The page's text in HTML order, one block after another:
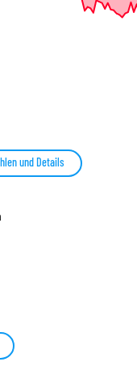
und Details